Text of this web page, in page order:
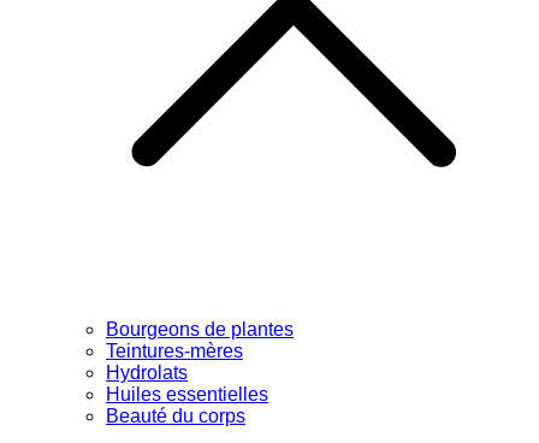
Bourgeons de plantes
Teintures-mères
Hydrolats
Huiles essentielles
Beauté du corps